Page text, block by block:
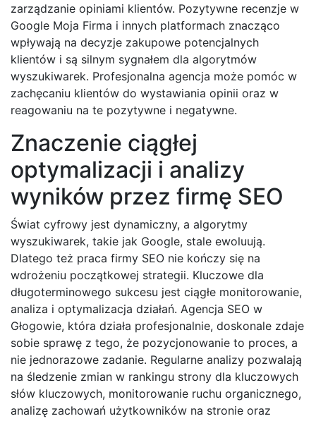
zarządzanie opiniami klientów. Pozytywne recenzje w
Google Moja Firma i innych platformach znacząco
wpływają na decyzje zakupowe potencjalnych
klientów i są silnym sygnałem dla algorytmów
wyszukiwarek. Profesjonalna agencja może pomóc w
zachęcaniu klientów do wystawiania opinii oraz w
reagowaniu na te pozytywne i negatywne.
Znaczenie ciągłej
optymalizacji i analizy
wyników przez firmę SEO
Świat cyfrowy jest dynamiczny, a algorytmy
wyszukiwarek, takie jak Google, stale ewoluują.
Dlatego też praca firmy SEO nie kończy się na
wdrożeniu początkowej strategii. Kluczowe dla
długoterminowego sukcesu jest ciągłe monitorowanie,
analiza i optymalizacja działań. Agencja SEO w
Głogowie, która działa profesjonalnie, doskonale zdaje
sobie sprawę z tego, że pozycjonowanie to proces, a
nie jednorazowe zadanie. Regularne analizy pozwalają
na śledzenie zmian w rankingu strony dla kluczowych
słów kluczowych, monitorowanie ruchu organicznego,
analizę zachowań użytkowników na stronie oraz